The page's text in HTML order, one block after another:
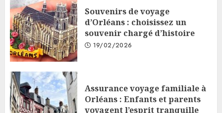
Souvenirs de voyage
d’Orléans : choisissez un
souvenir chargé d’histoire
19/02/2026
Assurance voyage familiale à
Orléans : Enfants et parents
voyagent l’esprit tranquille